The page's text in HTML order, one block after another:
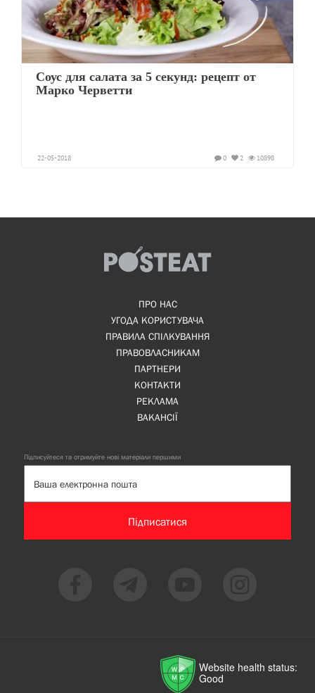
Соус для салата за 5 секунд: рецепт от
Марко Черветти
22-05-2018 10898
2
0
ПРО НАС
УГОДА КОРИСТУВАЧА
ПРАВИЛА СПІЛКУВАННЯ
ПРАВОВЛАСНИКАМ
ПАРТНЕРИ
КОНТАКТИ
РЕКЛАМА
ВАКАНСІЇ
Підписуйтеся та отримуйте нові матеріали першими
Підписатися
Website health status:
Good